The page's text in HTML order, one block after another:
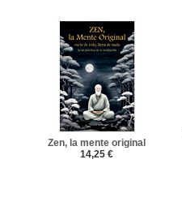
Zen, la mente original
14,25 €